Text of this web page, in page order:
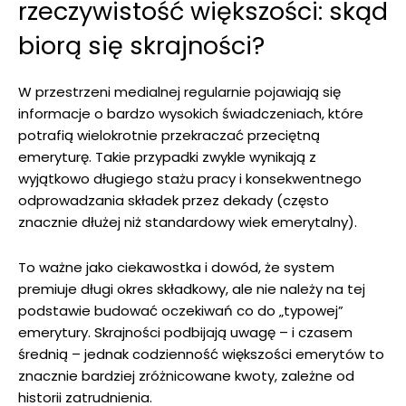
rzeczywistość większości: skąd
biorą się skrajności?
W przestrzeni medialnej regularnie pojawiają się
informacje o bardzo wysokich świadczeniach, które
potrafią wielokrotnie przekraczać przeciętną
emeryturę. Takie przypadki zwykle wynikają z
wyjątkowo długiego stażu pracy i konsekwentnego
odprowadzania składek przez dekady (często
znacznie dłużej niż standardowy wiek emerytalny).
To ważne jako ciekawostka i dowód, że system
premiuje długi okres składkowy, ale nie należy na tej
podstawie budować oczekiwań co do „typowej”
emerytury. Skrajności podbijają uwagę – i czasem
średnią – jednak codzienność większości emerytów to
znacznie bardziej zróżnicowane kwoty, zależne od
historii zatrudnienia.